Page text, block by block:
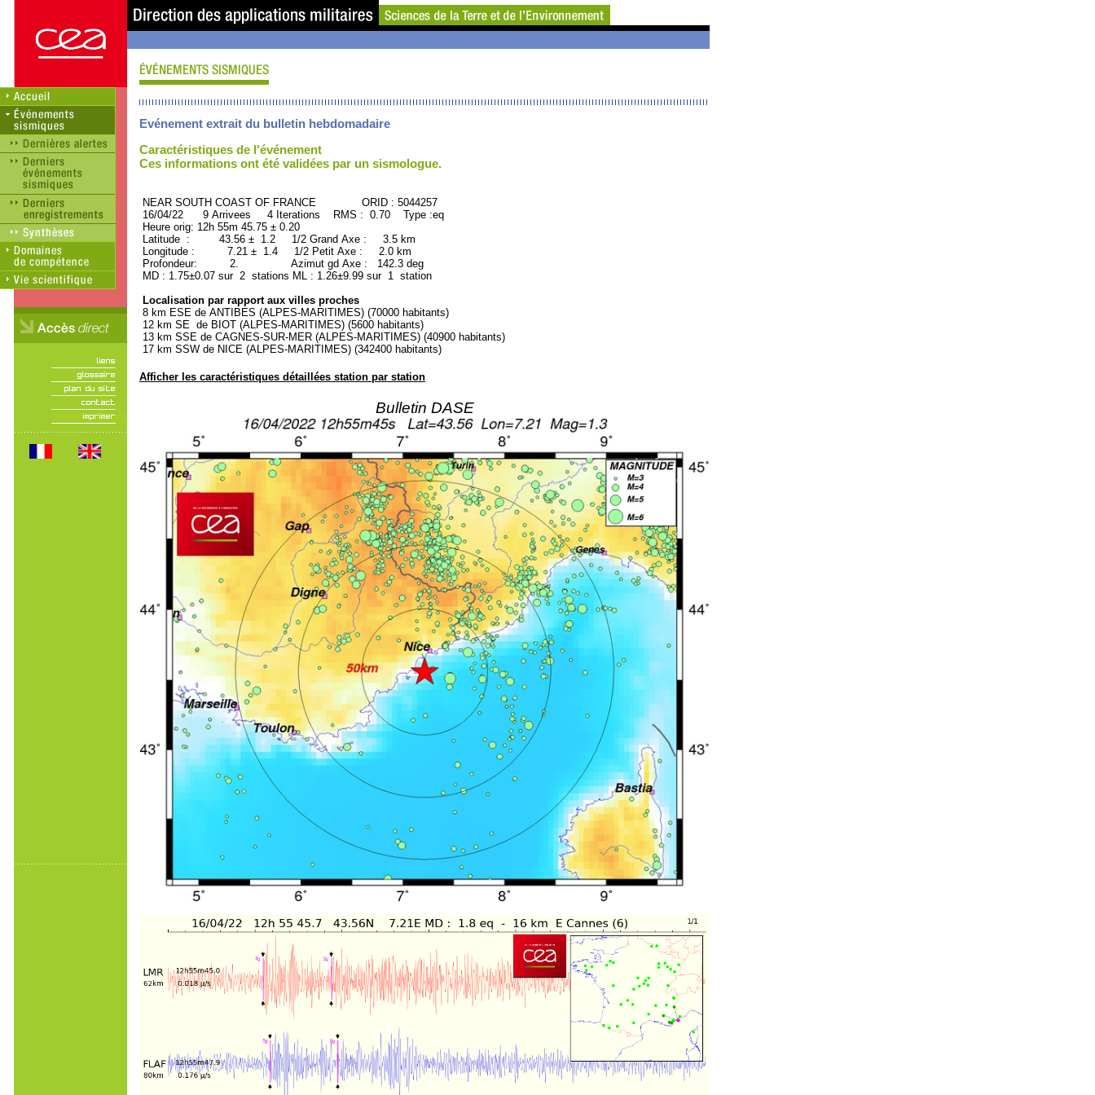
Evénement extrait du bulletin hebdomadaire
Caractéristiques de l'événement
Ces informations ont été validées par un sismologue.
NEAR SOUTH COAST OF FRANCE ORID : 5044257
16/04/22 9 Arrivees 4 Iterations RMS : 0.70 Type :eq
Heure orig: 12h 55m 45.75 ± 0.20
Latitude : 43.56 ± 1.2 1/2 Grand Axe : 3.5 km
Longitude : 7.21 ± 1.4 1/2 Petit Axe : 2.0 km
Profondeur: 2. Azimut gd Axe : 142.3 deg
MD : 1.75±0.07 sur 2 stations ML : 1.26±9.99 sur 1 station
Localisation par rapport aux villes proches
8 km ESE de ANTIBES (ALPES-MARITIMES) (70000 habitants)
12 km SE de BIOT (ALPES-MARITIMES) (5600 habitants)
13 km SSE de CAGNES-SUR-MER (ALPES-MARITIMES) (40900 habitants)
17 km SSW de NICE (ALPES-MARITIMES) (342400 habitants)
Afficher les caractéristiques détaillées station par station
Bulletin DASE